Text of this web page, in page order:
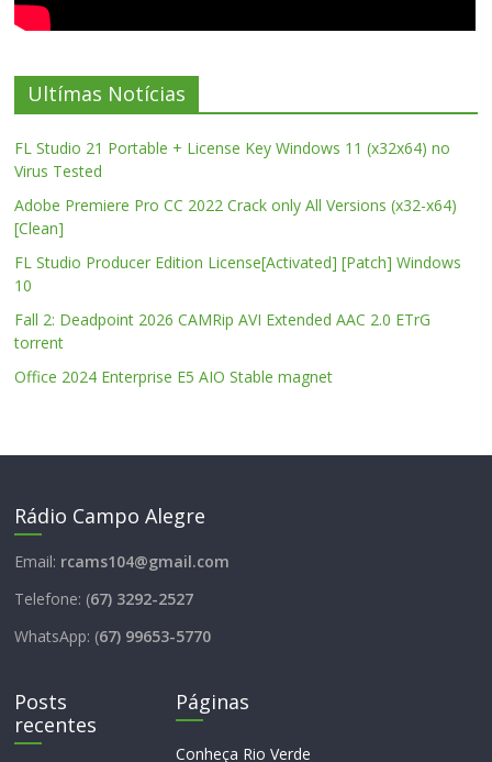
Ultímas Notícias
FL Studio 21 Portable + License Key Windows 11 (x32x64) no
Virus Tested
Adobe Premiere Pro CC 2022 Crack only All Versions (x32-x64)
[Clean]
FL Studio Producer Edition License[Activated] [Patch] Windows
10
Fall 2: Deadpoint 2026 CAMRip AVI Extended AAC 2.0 ETrG
torrent
Office 2024 Enterprise E5 AIO Stable magnet
Rádio Campo Alegre
Email: rcams104@gmail.com
Telefone: (67) 3292-2527
WhatsApp: (67) 99653-5770
Posts
recentes
Páginas
Conheça Rio Verde